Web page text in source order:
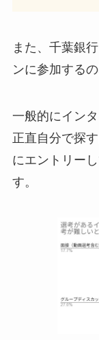
また、千葉銀
ンに参加する
一般的にイン
正直自分で探
にエントリー
す。